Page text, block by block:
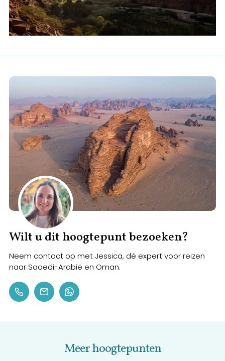
Wilt u dit hoogtepunt bezoeken?
Neem contact op met Jessica, dé expert voor reizen
naar Saoedi-Arabië en Oman.
Meer hoogtepunten